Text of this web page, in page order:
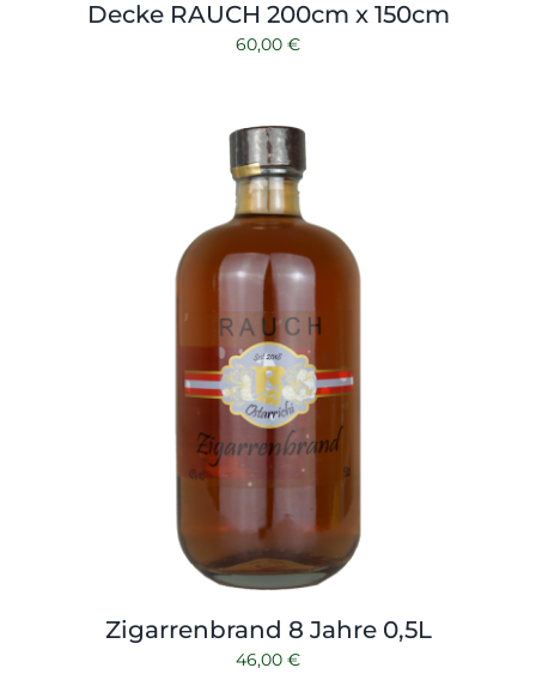
Decke RAUCH 200cm x 150cm
60,00 €
Zigarrenbrand 8 Jahre 0,5L
46,00 €